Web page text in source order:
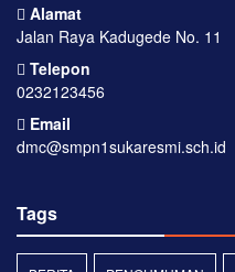
Alamat
Jalan Raya Kadugede No. 11
Telepon
0232123456
Email
dmc@smpn1sukaresmi.sch.id
Tags